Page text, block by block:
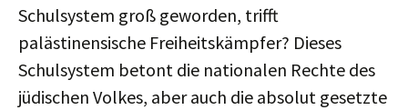
Schulsystem groß geworden, trifft
palästinensische Freiheitskämpfer? Dieses
Schulsystem betont die nationalen Rechte des
jüdischen Volkes, aber auch die absolut gesetzte